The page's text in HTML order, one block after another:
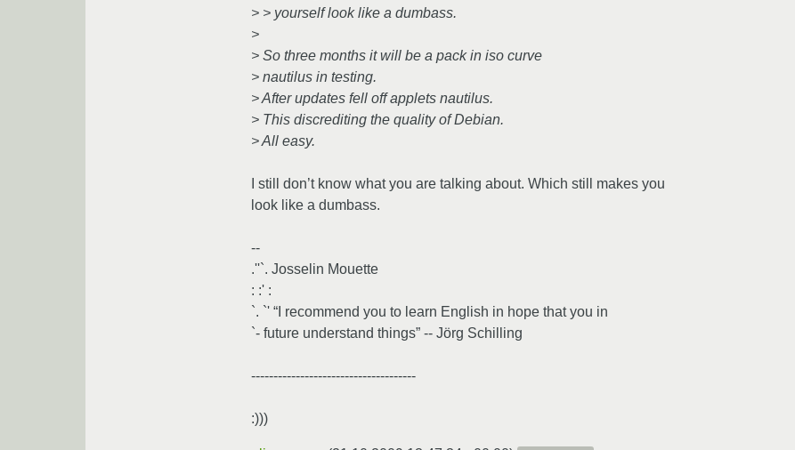
> > yourself look like a dumbass.
>
> So three months it will be a pack in iso curve
> nautilus in testing.
> After updates fell off applets nautilus.
> This discrediting the quality of Debian.
> All easy.
I still don’t know what you are talking about. Which still makes you
look like a dumbass.
--
.''`. Josselin Mouette
: :' :
`. `' “I recommend you to learn English in hope that you in
`- future understand things” -- Jörg Schilling
-------------------------------------
:)))